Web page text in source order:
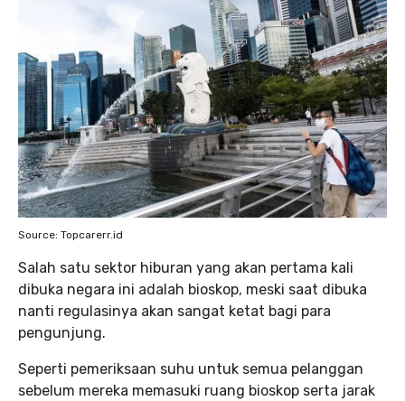
Source: Topcarerr.id
Salah satu sektor hiburan yang akan pertama kali
dibuka negara ini adalah bioskop, meski saat dibuka
nanti regulasinya akan sangat ketat bagi para
pengunjung.
Seperti pemeriksaan suhu untuk semua pelanggan
sebelum mereka memasuki ruang bioskop serta jarak